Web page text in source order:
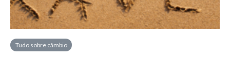
Tudo sobre câmbio